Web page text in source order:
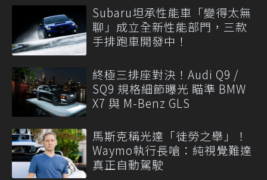
Subaru坦承性能車「變得太無
聊」成立全新性能部門，三款
手排跑車開發中！
終極三排座對決！Audi Q9 /
SQ9 規格細節曝光 瞄準 BMW
X7 與 M-Benz GLS
馬斯克稱光達「徒勞之舉」！
Waymo執行長嗆：純視覺難達
真正自動駕駛